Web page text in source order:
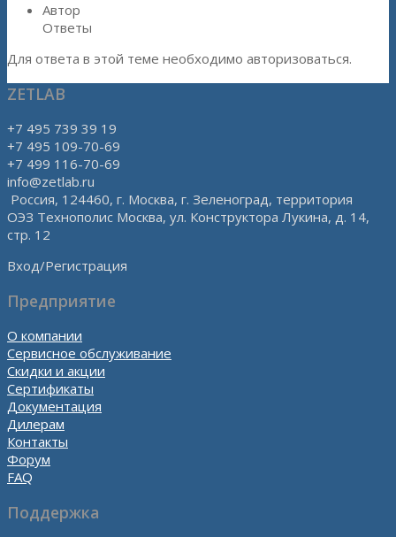
Автор
Ответы
Для ответа в этой теме необходимо авторизоваться.
ZETLAB
+7 495 739 39 19
+7 495 109-70-69
+7 499 116-70-69
info@zetlab.ru
Россия, 124460, г. Москва, г. Зеленоград, территория
ОЭЗ Технополис Москва, ул. Конструктора Лукина, д. 14,
стр. 12
Вход/Регистрация
Предприятие
О компании
Сервисное обслуживание
Скидки и акции
Сертификаты
Документация
Дилерам
Контакты
Форум
FAQ
Поддержка